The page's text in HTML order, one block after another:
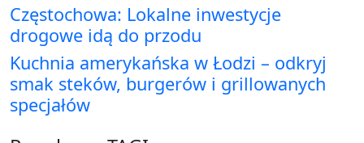
Częstochowa: Lokalne inwestycje
drogowe idą do przodu
Kuchnia amerykańska w Łodzi – odkryj
smak steków, burgerów i grillowanych
specjałów